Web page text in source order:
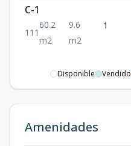
C-1
1 1 1
60.2
m2
9.6
m2
1
Disponible Vendido
Amenidades